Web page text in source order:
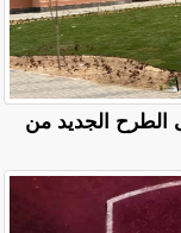
الطرح الجديد من